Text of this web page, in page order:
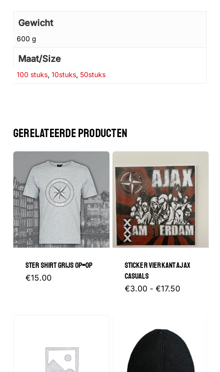
Geen producten in de winkelwagen.
Gewicht
600 g
Maat/Size
100 stuks, 10stuks, 50stuks
GERELATEERDE PRODUCTEN
STER SHIRT GRIJS OP=OP
€15.00
STICKER VIERKANT AJAX
CASUALS
€3.00 - €17.50Dit
variaties.
Deze